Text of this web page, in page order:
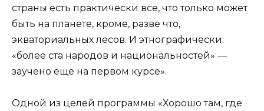
страны есть практически все, что только может
быть на планете, кроме, разве что,
экваториальных лесов. И этнографически:
«более ста народов и национальностей» —
заучено еще на первом курсе».
Одной из целей программы «Хорошо там, где